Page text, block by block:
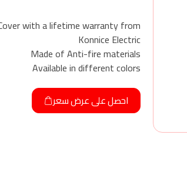
with a lifetime warranty from
Konnice Electric
Made of Anti-fire materials
Available in different colors
احصل على عرض سعر